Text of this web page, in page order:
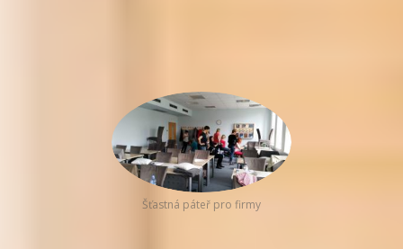
Šťastná páteř pro firmy